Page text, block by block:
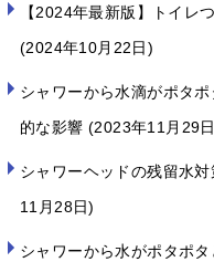
【2024年最新版】トイレ
2024年10月22日
シャワーから水滴がポタ
的な影響
2023年11月29日
シャワーヘッドの残留水
11月28日
シャワーから水がポタポ